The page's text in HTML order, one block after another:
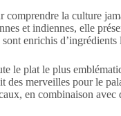
comprendre la culture
et indiennes, elle
enrichis
le plat le plus
des merveilles pour le
en combinaison